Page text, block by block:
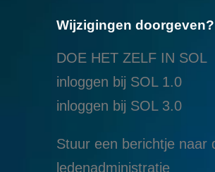
Wijzigingen doorgeven?
DOE HET ZELF IN SOL
inloggen bij SOL 1.0
inloggen bij SOL 3.0
Stuur een berichtje naar
ledenadministratie